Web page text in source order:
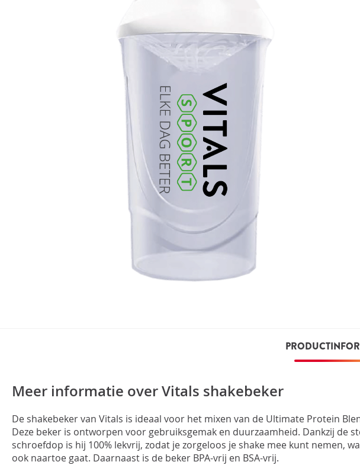
Meer informatie over Vitals shakebeker
De shakebeker van Vitals is ideaal voor het mixen van de Ultimate Protein
Deze beker is ontworpen voor gebruiksgemak en duurzaamheid. Dankzij de
schroefdop is hij 100% lekvrij, zodat je zorgeloos je shake mee kunt nemen,
ook naartoe gaat. Daarnaast is de beker BPA-vrij en BSA-vrij.